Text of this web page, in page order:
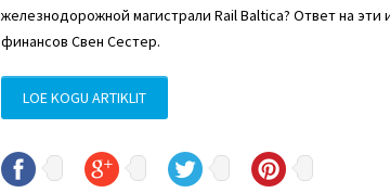
железнодорожной магистрали Rail Baltica? Ответ на
финансов Свен Сестер.
LOE KOGU ARTIKLIT